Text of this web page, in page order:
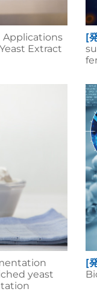
Applications
Extract
[
yeast
[